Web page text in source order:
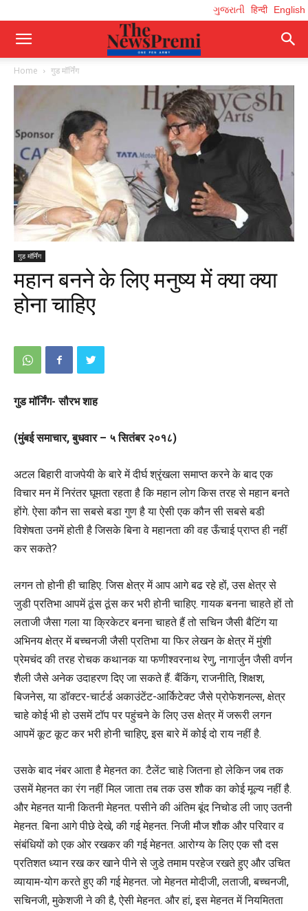
ગુજરાતી हिन्दी English
Home गुड मॉर्निंग
गुड मॉर्निंग
महान बनने के लिए मनुष्य में क्या क्या
होना चाहिए
गुड मॉर्निंग- सौरभ शाह
(मुंबई समाचार, बुधवार – ५ सितंबर २०१८)
अटल बिहारी वाजपेयी के बारे में दीर्घ श्रृंखला समाप्त करने के बाद एक
विचार मन में निरंतर घूमता रहता है कि महान लोग किस तरह से महान बनते
होंगे. ऐसा कौन सा सबसे बडा गुण है या ऐसी एक कौन सी सबसे बडी
विशेषता उनमें होती है जिसके बिना वे महानता की वह ऊँचाई प्राप्त ही नहीं
कर सकते?
लगन तो होनी ही चाहिए. जिस क्षेत्र में आप आगे बढ रहे हों, उस क्षेत्र से
जुडी प्रतिभा आपमें ठूंस ठूंस कर भरी होनी चाहिए. गायक बनना चाहते हों तो
लताजी जैसा गला या क्रिकेटर बनना चाहते हैं तो सचिन जैसी बैटिंग या
अभिनय क्षेत्र में बच्चनजी जैसी प्रतिभा या फिर लेखन के क्षेत्र में मुंशी
प्रेमचंद की तरह रोचक कथानक या फणीश्वरनाथ रेणु, नागार्जुन जैसी वर्णन
शैली जैसे अनेक उदाहरण दिए जा सकते हैं. बैंकिंग, राजनीति, शिक्षश,
बिजनेस, या डॉक्टर-चार्टर्ड अकाउंटेंट-आर्किटेक्ट जैसे प्रोफेशनल्स, क्षेत्र
चाहे कोई भी हो उसमें टॉप पर पहुंचने के लिए उस क्षेत्र में जरूरी लगन
आपमें कूट कूट कर भरी होनी चाहिए, इस बारे में कोई दो राय नहीं है.
उसके बाद नंबर आता है मेहनत का. टैलेंट चाहे जितना हो लेकिन जब तक
उसमें मेहनत का रंग नहीं मिल जाता तब तक उस शौक का कोई मूल्य नहीं है.
और मेहनत यानी कितनी मेहनत. पसीने की अंतिम बूंद निचोड ली जाए उतनी
मेहनत. बिना आगे पीछे देखे, की गई मेहनत. निजी मौज शौक और परिवार व
संबंधियों को एक ओर रखकर की गई मेहनत. आरोग्य के लिए एक सौ दस
प्रतिशत ध्यान रख कर खाने पीने से जुडे तमाम परहेज रखते हुए और उचित
व्यायाम-योग करते हुए की गई मेहनत. जो मेहनत मोदीजी, लताजी, बच्चनजी,
सचिनजी, मुकेशजी ने की है, ऐसी मेहनत. और हां, इस मेहनत में नियमितता